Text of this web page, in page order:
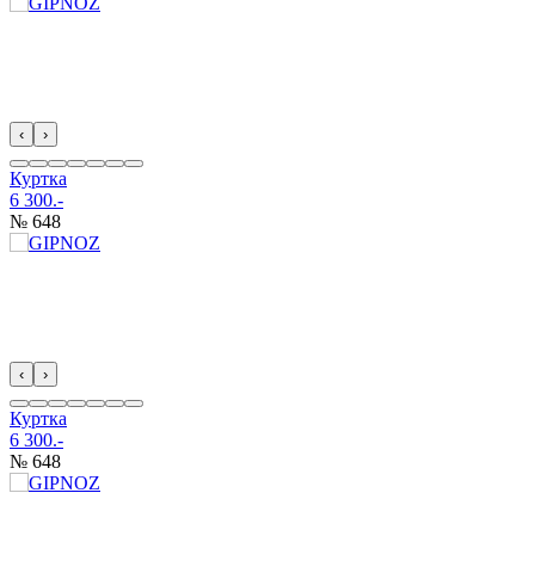
‹ ›
Куртка
6 300.-
№ 648
‹ ›
Куртка
6 300.-
№ 648